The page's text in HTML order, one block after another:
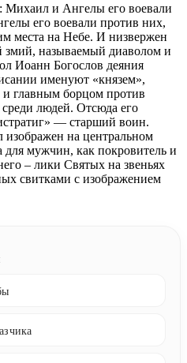
и Ангелы его воевали
его воевали против них,
места на Небе. И низвержен
змий, называемый диаволом и
Иоанн Богослов деяния
именуют «князем»,
и главным борцом против
среди людей. Отсюда его
— старший воин.
на центральном
для мужчин, как покровитель и
– лики Святых на звеньях
свитками с изображением